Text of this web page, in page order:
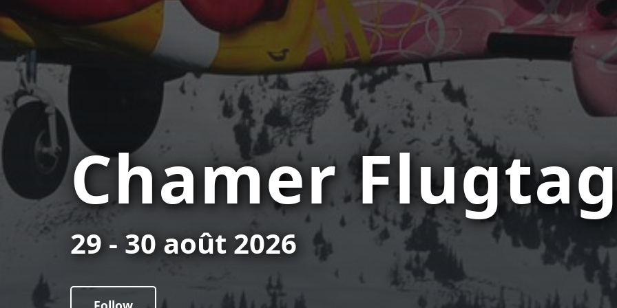
Chamer
29 - 30 août 2026